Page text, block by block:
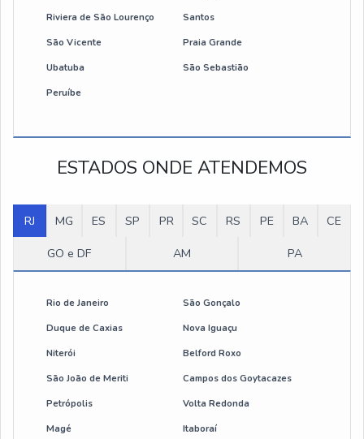
Talha de cabo de aço
Talha elétrica 700 kg
Preço talha elétrica 500 kg
Talha de corrente elétrica
Talha elétrica corrente 1 tonelada
Talha elétrica de corrente 500 kg
botoeira de comando para talha eletrica
cabo de aço flexível
Riviera de São Lourenço Santos
São Vicente Praia Grande
Ubatuba São Sebastião
Peruíbe
ESTADOS ONDE ATENDEMOS
RJ MG ES SP PR SC RS PE BA
CE
GO e DF
AM PA
Rio de Janeiro São Gonçalo
Duque de Caxias Nova Iguaçu
Niterói Belford Roxo
São João de Meriti Campos dos Goytacazes
Petrópolis Volta Redonda
Magé Itaboraí